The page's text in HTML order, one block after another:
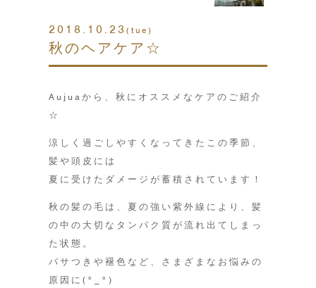
2018.10.23 (tue)
秋のヘアケア☆
Aujuaから、秋にオススメなケアのご紹介
☆
涼しく過ごしやすくなってきたこの季節、
髪や頭皮には
夏に受けたダメージが蓄積されています！
秋の髪の毛は、夏の強い紫外線により、髪
の中の大切なタンパク質が流れ出てしまっ
た状態。
パサつきや褪色など、さまざまなお悩みの
原因に(°_°)